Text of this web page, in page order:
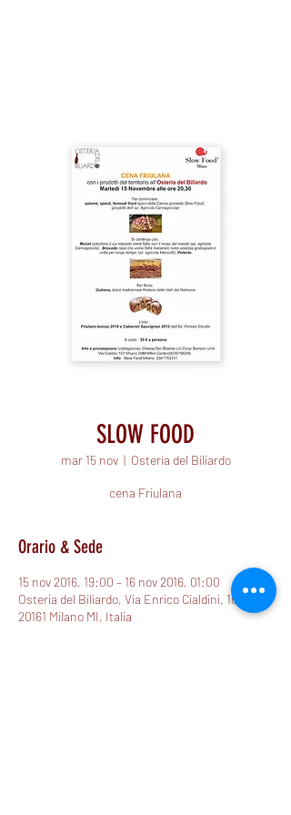
SLOW FOOD
mar 15 nov
  |
Osteria del Biliardo
cena Friulana
Orario & Sede
15 nov 2016, 19:00 – 16 nov 2016, 01:00
Osteria del Biliardo, Via Enrico Cialdini, 107,
20161 Milano MI, Italia